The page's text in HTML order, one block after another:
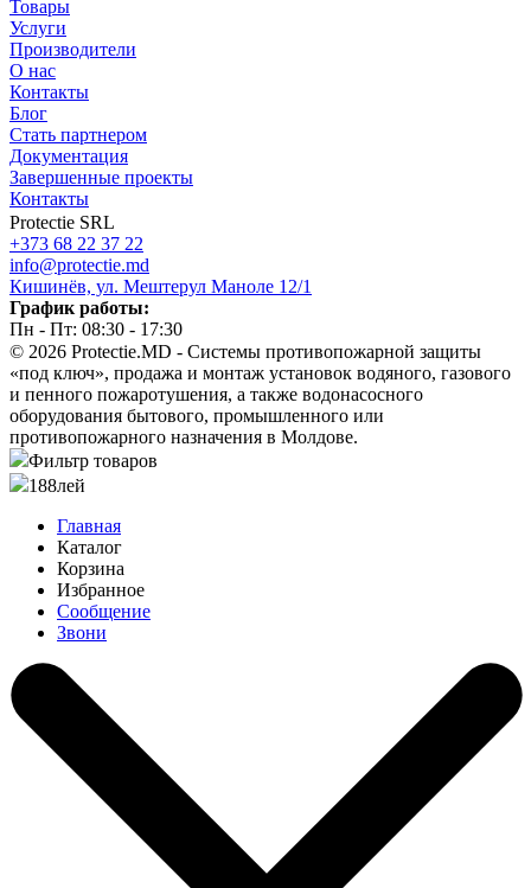
Товары
Услуги
Производители
О нас
Контакты
Блог
Стать партнером
Документация
Завершенные проекты
Контакты
Protectie SRL
+373 68 22 37 22
info@protectie.md
Кишинёв, ул. Мештерул Маноле 12/1
График работы:
Пн - Пт: 08:30 - 17:30
© 2026 Protectie.MD - Системы противопожарной защиты
«под ключ», продажа и монтаж установок водяного, газового
и пенного пожаротушения, а также водонасосного
оборудования бытового, промышленного или
противопожарного назначения в Молдове.
Фильтр товаров
188лей
Главная
Каталог
Корзина
Избранное
Сообщение
Звони